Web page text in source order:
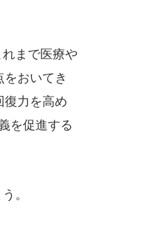
まで医療や
おいてき
復力を高め
を促進する
。